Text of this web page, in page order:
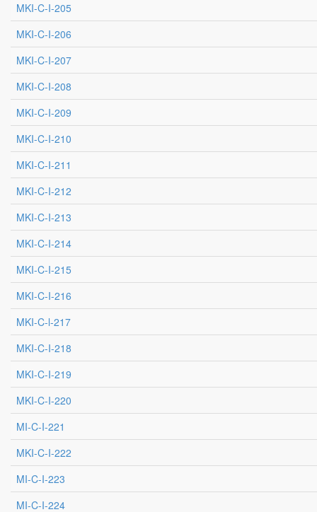
MKI-C-I-205
MKI-C-I-206
MKI-C-I-207
MKI-C-I-208
MKI-C-I-209
MKI-C-I-210
MKI-C-I-211
MKI-C-I-212
MKI-C-I-213
MKI-C-I-214
MKI-C-I-215
MKI-C-I-216
MKI-C-l-217
MKI-C-I-218
MKI-C-I-219
MKI-C-I-220
MI-C-I-221
MKI-C-I-222
MI-C-I-223
MI-C-I-224